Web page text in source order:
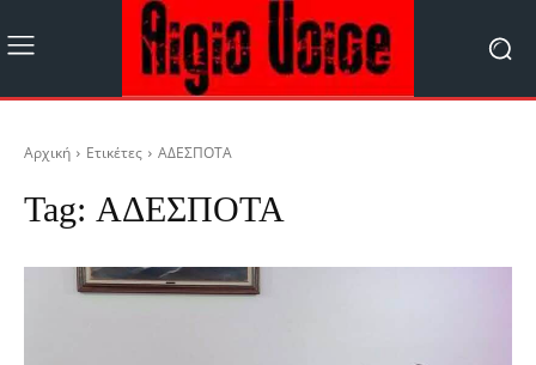
Αρχική Ετικέτες ΑΔΕΣΠΟΤΑ
Tag: ΑΔΕΣΠΟΤΑ